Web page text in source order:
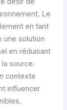
Le
en tant
une solution
en réduisant
source.
contexte
influencer